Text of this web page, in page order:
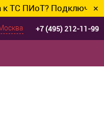
ТС ПИоТ? Подключим и
✕
+7 (495) 212-11-99